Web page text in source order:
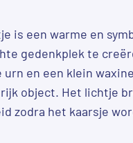
is een warme en
gedenkplek te
en een klein
object. Het lichtje
zodra het kaarsje